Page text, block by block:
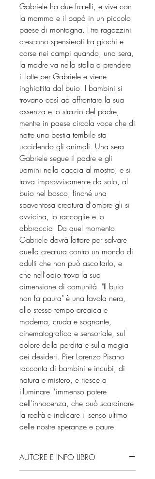
Gabriele ha due fratelli, e vive con
la mamma e il papà in un piccolo
paese di montagna. I tre ragazzini
crescono spensierati tra giochi e
corse nei campi quando, una sera,
la madre va nella stalla a prendere
il latte per Gabriele e viene
inghiottita dal buio. I bambini si
trovano così ad affrontare la sua
assenza e lo strazio del padre,
mentre in paese circola voce che di
notte una bestia terribile sta
uccidendo gli animali. Una sera
Gabriele segue il padre e gli
uomini nella caccia al mostro, e si
trova improvvisamente da solo, al
buio nel bosco, finché una
spaventosa creatura d'ombre gli si
avvicina, lo raccoglie e lo
abbraccia. Da quel momento
Gabriele dovrà lottare per salvare
quella creatura contro un mondo di
adulti che non può ascoltarlo, e
che nell'odio trova la sua
dimensione di comunità. "Il buio
non fa paura" è una favola nera,
allo stesso tempo arcaica e
moderna, cruda e sognante,
cinematografica e sensoriale, sul
dolore della perdita e sulla magia
dei desideri. Pier Lorenzo Pisano
racconta di bambini e incubi, di
natura e mistero, e riesce a
illuminare l'immenso potere
dell'innocenza, che può scardinare
la realtà e indicare il senso ultimo
delle nostre speranze e paure.
AUTORE E INFO LIBRO